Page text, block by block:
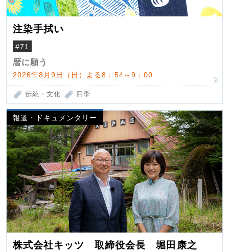
注染手拭い
#71
暦に願う
2026年8月9日（日）よる8：54～9：00
伝統・文化 四季
報道・ドキュメンタリー
株式会社キッツ 取締役会長 堀田康之